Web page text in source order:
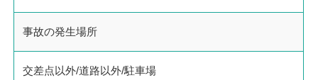
事故の発生場所
交差点以外/道路以外/駐車場